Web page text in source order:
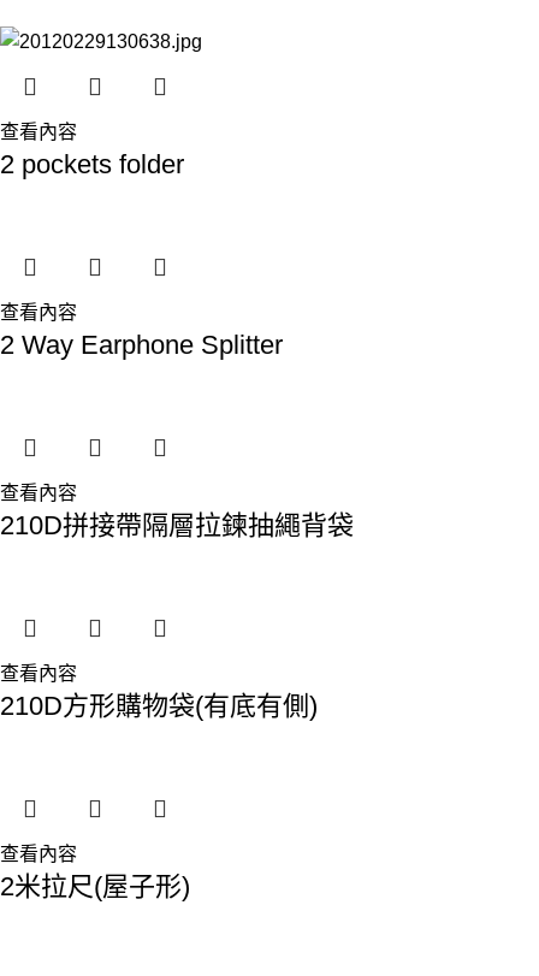
查看內容
2 pockets folder
查看內容
2 Way Earphone Splitter
查看內容
210D拼接帶隔層拉鍊抽繩背袋
查看內容
210D方形購物袋(有底有側)
查看內容
2米拉尺(屋子形)